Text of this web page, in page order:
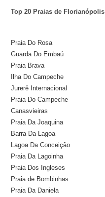
Top 20 Praias de Florianópolis
Praia Do Rosa
Guarda Do Embaú
Praia Brava
Ilha Do Campeche
Jurerê Internacional
Praia Do Campeche
Canasvieiras
Praia Da Joaquina
Barra Da Lagoa
Lagoa Da Conceição
Praia Da Lagoinha
Praia Dos Ingleses
Praia de Bombinhas
Praia Da Daniela